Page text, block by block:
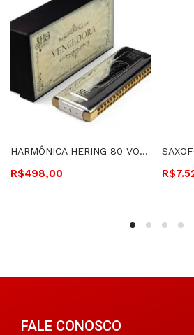
HARMÔNICA HERING 80 VOZES VENCEDORA DÓ/SOL – 7680-C
R$498,00 R$
FALE CONOSCO